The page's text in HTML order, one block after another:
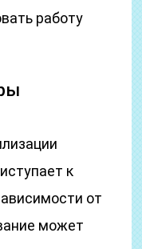
работу
к
от
может